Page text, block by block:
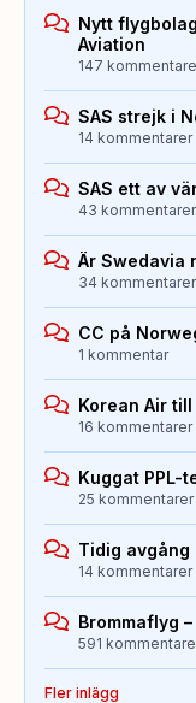
Nytt
Aviation
147
SAS strejk i
14 kommentarer
SAS ett av
43 kommentarer
Är Swedavia
34 kommentarer
CC på
1 kommentar
Korean Air
16 kommentarer
Kuggat PPL-
25 kommentarer
Tidig avgång
14 kommentarer
Brommaflyg
591
Fler inlägg